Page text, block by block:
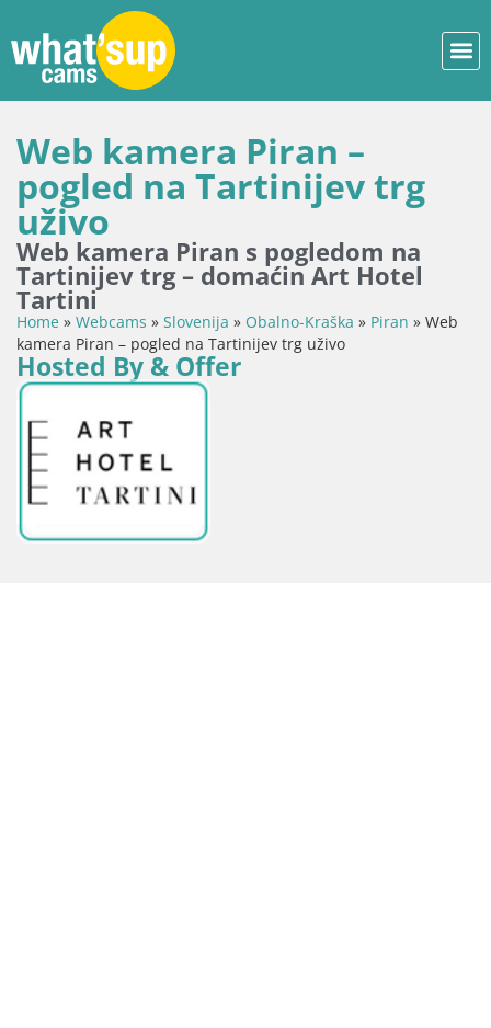
Web kamera Piran –
pogled na Tartinijev trg
uživo
Web kamera Piran s pogledom na
Tartinijev trg – domaćin Art Hotel
Tartini
Home » Webcams » Slovenija » Obalno-Kraška » Piran » Web
kamera Piran – pogled na Tartinijev trg uživo
Hosted By & Offer